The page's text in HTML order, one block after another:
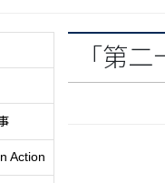
Action
「第